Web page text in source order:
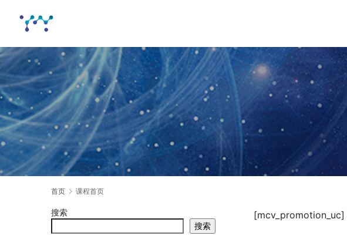
首页 课程首页
[mcv_promotion_uc]
搜索
搜索